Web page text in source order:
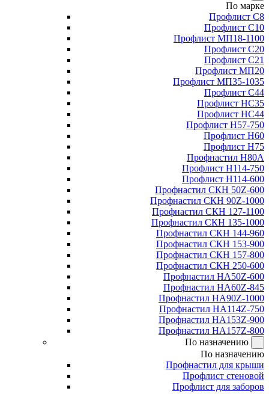
По марке
Профлист С8
Профлист С10
Профлист МП18-1100
Профлист С20
Профлист С21
Профлист МП20
Профлист МП35-1035
Профлист С44
Профлист НС35
Профлист НС44
Профлист Н57-750
Профлист Н60
Профлист Н75
Профнастил Н80А
Профлист Н114-750
Профлист Н114-600
Профнастил СКН 50Z-600
Профнастил СКН 90Z-1000
Профнастил СКН 127-1100
Профнастил СКН 135-1000
Профнастил СКН 144-960
Профнастил СКН 153-900
Профнастил СКН 157-800
Профнастил СКН 250-600
Профнастил НА50Z-600
Профнастил НА60Z-845
Профнастил НА90Z-1000
Профнастил НА114Z-750
Профнастил НА153Z-900
Профнастил НА157Z-800
По назначению
По назначению
Профнастил для крыши
Профлист стеновой
Профлист для заборов